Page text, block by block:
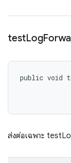
testLog
public void
ส่งต่อเฉพาะ